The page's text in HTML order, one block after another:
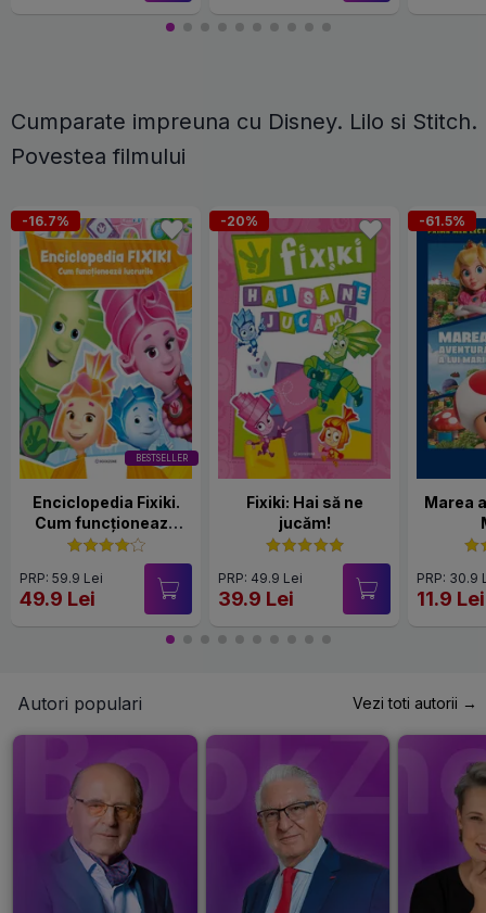
Cumparate impreuna cu Disney. Lilo si Stitch.
Povestea filmului
BESTSELLER
-16.7%
Enciclopedia Fixiki.
Cum funcționează
lucrurile
PRP: 59.9 Lei
49.9 Lei
-20%
Fixiki: Hai să ne
jucăm!
PRP: 49.9 Lei
39.9 Lei
-61.5%
Marea
PRP: 30.9
11.9 Lei
Autori populari Vezi toti autorii →